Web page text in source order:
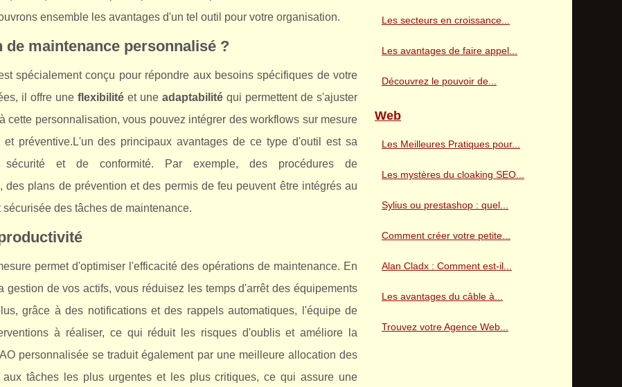
ensemble les avantages d'un tel outil pour votre organisation.
maintenance personnalisé ?
spécialement conçu pour répondre aux besoins spécifiques de votre
il offre une flexibilité et une adaptabilité qui permettent de s'ajuster
cette personnalisation, vous pouvez intégrer des workflows sur mesure
préventive.L'un des principaux avantages de ce type d'outil est sa
et de conformité. Par exemple, des procédures de
plans de prévention et des permis de feu peuvent être intégrés au
des tâches de maintenance.
permet d'optimiser l'efficacité des opérations de maintenance. En
de vos actifs, vous réduisez les temps d'arrêt des équipements
grâce à des notifications et des rappels automatiques, l'équipe de
à réaliser, ce qui réduit les risques d'oublis et améliore la
personnalisée se traduit également par une meilleure allocation des
aux tâches les plus urgentes et les plus critiques, ce qui assure une
Les secteurs en croissance...
Les avantages de faire appel...
Découvrez le pouvoir de...
Web
Les Meilleures Pratiques pour...
Les mystères du cloaking SEO...
Sylius ou prestashop : quel...
Comment créer votre petite...
Alan Cladx : Comment est-il...
Les avantages du câble à...
Trouvez votre Agence Web...